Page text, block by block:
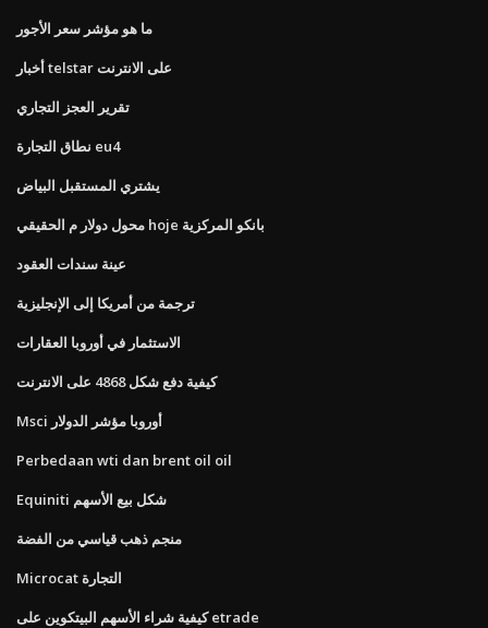
ما هو مؤشر سعر الأجور
أخبار telstar على الانترنت
تقرير العجز التجاري
نطاق التجارة eu4
يشتري المستقبل البياض
محول دولار م الحقيقي hoje بانكو المركزية
عينة سندات العقود
ترجمة من أمريكا إلى الإنجليزية
الاستثمار في أوروبا العقارات
كيفية دفع شكل 4868 على الانترنت
Msci أوروبا مؤشر الدولار
Perbedaan wti dan brent oil oil
Equiniti شكل بيع الأسهم
منجم ذهب قياسي من الفضة
Microcat التجارة
كيفية شراء الأسهم البيتكوين على etrade